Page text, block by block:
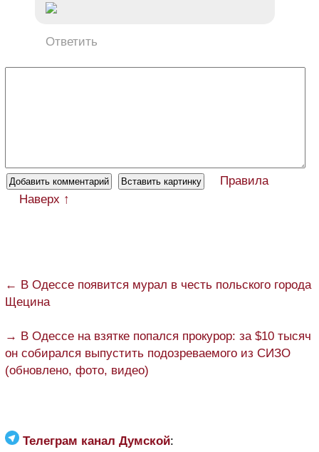
Ответить
Правила
Наверх ↑
← В Одессе появится мурал в честь польского города
Щецина
→ В Одессе на взятке попался прокурор: за $10 тысяч
он собирался выпустить подозреваемого из СИЗО
(обновлено, фото, видео)
Телеграм канал Думской: